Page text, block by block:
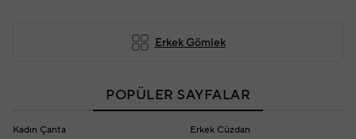
Erkek Gömlek
POPÜLER SAYFALAR
Kadın Çanta
Erkek Cüzdan